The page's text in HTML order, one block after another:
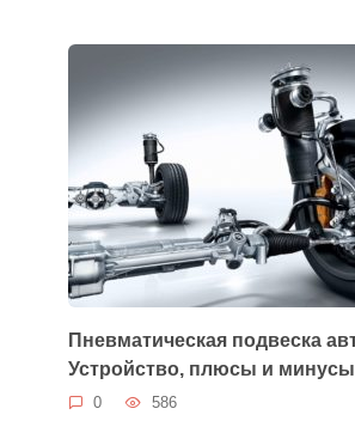
Пневматическая подвеска
Устройство, плюсы и минусы
0 586